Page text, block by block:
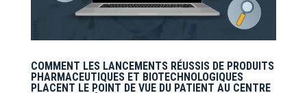
COMMENT LES LANCEMENTS RÉUSSIS DE PRODUITS
PHARMACEUTIQUES ET BIOTECHNOLOGIQUES
PLACENT LE POINT DE VUE DU PATIENT AU CENTRE